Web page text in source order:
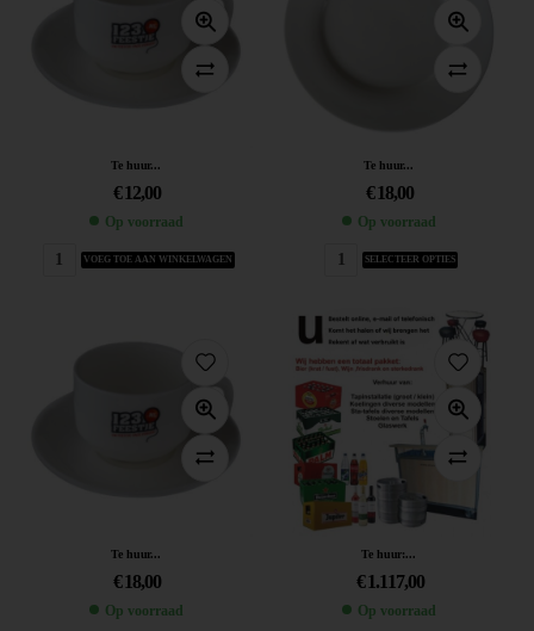
Te huur...
€12,00
Op voorraad
VOEG TOE AAN WINKELWAGEN
Te huur...
€18,00
Op voorraad
SELECTEER OPTIES
Te huur...
€18,00
Op voorraad
Te huur:...
€ 1.117,00
Op voorraad